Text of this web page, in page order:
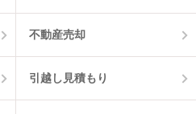
不動産売却
引越し見積もり